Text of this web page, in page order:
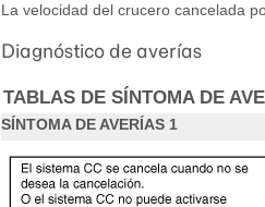
La velocidad del crucero cancelada
Diagnóstico de averías
TABLAS DE SÍNTOMA DE
SÍNTOMA DE AVERÍAS 1